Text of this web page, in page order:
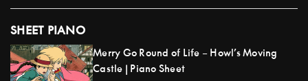
SHEET PIANO
Merry Go Round of Life – Howl’s Moving
Castle | Piano Sheet